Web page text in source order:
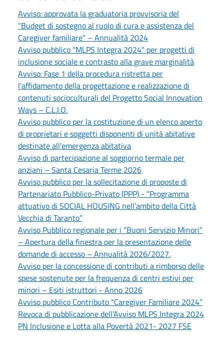
Avviso: approvata la graduatoria provvisoria del
"Budget di sostegno al ruolo di cura e assistenza del
Caregiver familiare" – Annualità 2024
Avviso pubblico "MLPS Integra 2024" per progetti di
inclusione sociale e contrasto alla grave marginalità
Avviso: Fase 1 della procedura ristretta per
l'affidamento della progettazione e realizzazione di
contenuti socioculturali del Progetto Social Innovation
Ways – C.L.I.O.
Avviso pubblico per la costituzione di un elenco aperto
di proprietari e soggetti disponenti di unità abitative
destinate all'emergenza abitativa
Avviso di partecipazione al soggiorno termale per
anziani – Santa Cesaria Terme 2026
Avviso pubblico per la sollecitazione di proposte di
Partenariato Pubblico-Privato (PPP) - “Programma
attuativo di SOCIAL HOUSING nell’ambito della Città
Vecchia di Taranto”
Avviso Pubblico regionale per i “Buoni Servizio Minori”
– Apertura della finestra per la presentazione delle
domande di accesso – Annualità 2026/2027.
Avviso per la concessione di contributi a rimborso delle
spese sostenute per la frequenza di centri estivi per
minori – Esiti istruttori - Anno 2026
Avviso pubblico Contributo “Caregiver Familiare 2024”
Revoca di pubblicazione dell’Avviso MLPS Integra 2024
PN Inclusione e Lotta alla Povertà 2021- 2027 FSE